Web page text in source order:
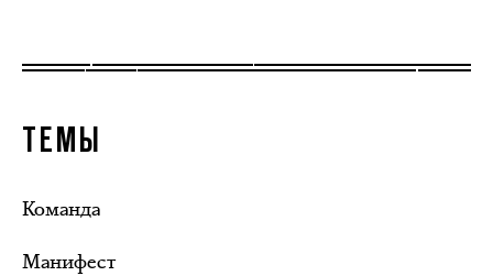
ТЕМЫ
Команда
Манифест